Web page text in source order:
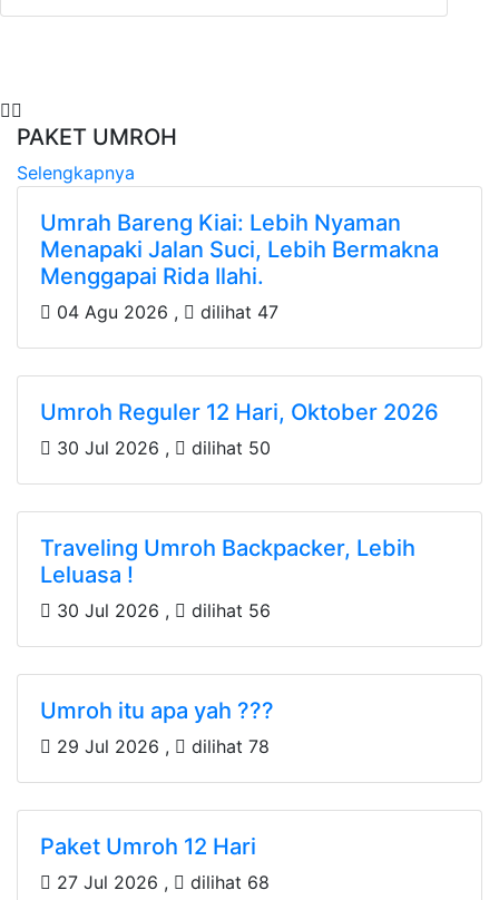
PAKET UMROH
Selengkapnya
Umrah Bareng Kiai: Lebih Nyaman
Menapaki Jalan Suci, Lebih Bermakna
Menggapai Rida Ilahi.
04 Agu 2026 , dilihat 47
Umroh Reguler 12 Hari, Oktober 2026
30 Jul 2026 , dilihat 50
Traveling Umroh Backpacker, Lebih
Leluasa !
30 Jul 2026 , dilihat 56
Umroh itu apa yah ???
29 Jul 2026 , dilihat 78
Paket Umroh 12 Hari
27 Jul 2026 , dilihat 68